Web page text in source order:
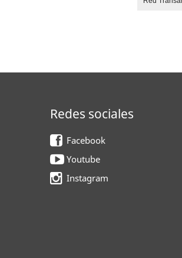
Redes sociales
Facebook
Youtube
Instagram